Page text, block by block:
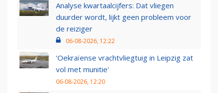
Analyse kwartaalcijfers: Dat vliegen
duurder wordt, lijkt geen probleem voor
de reiziger
06-08-2026, 12:22
'Oekraïense vrachtvliegtuig in Leipzig zat
vol met munitie'
06-08-2026, 12:20